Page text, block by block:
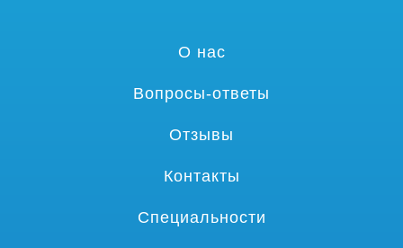
О нас
Вопросы-ответы
Отзывы
Контакты
Специальности